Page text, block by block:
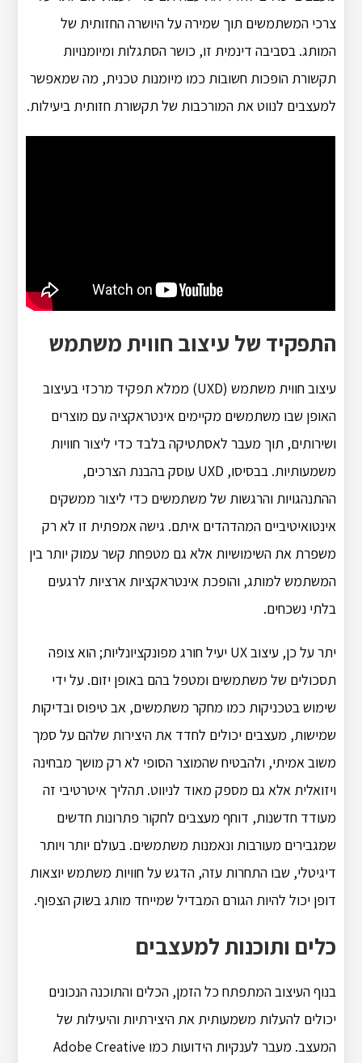
צרכי המשתמשים תוך שמירה על היושרה החזותית של
המותג. בסביבה דינמית זו, כושר הסתגלות ומיומנויות
תקשורת הופכות חשובות כמו מיומנות טכנית, מה שמאפשר
למעצבים לנווט את המורכבות של תקשורת חזותית ביעילות.
התפקיד של עיצוב חווית משתמש
עיצוב חווית משתמש (UXD) ממלא תפקיד מרכזי בעיצוב
האופן שבו משתמשים מקיימים אינטראקציה עם מוצרים
ושירותים, תוך מעבר לאסתטיקה בלבד כדי ליצור חוויות
משמעותיות. בבסיסו, UXD עוסק בהבנת הצרכים,
ההתנהגויות והרגשות של משתמשים כדי ליצור ממשקים
אינטואיטיביים המהדהדים איתם. גישה אמפתית זו לא רק
משפרת את השימושיות אלא גם מטפחת קשר עמוק יותר בין
המשתמש למותג, והופכת אינטראקציות ארציות לרגעים
בלתי נשכחים.
יתר על כן, עיצוב UX יעיל חורג מפונקציונליות; הוא צופה
תסכולים של משתמשים ומטפל בהם באופן יזום. על ידי
שימוש בטכניקות כמו מחקר משתמשים, אב טיפוס ובדיקות
שמישות, מעצבים יכולים לחדד את היצירות שלהם על סמך
משוב אמיתי, ולהבטיח שהמוצר הסופי לא רק מושך מבחינה
ויזואלית אלא גם מספק מאוד לניווט. תהליך איטרטיבי זה
מעודד חדשנות, דוחף מעצבים לחקור פתרונות חדשים
שמגבירים מעורבות ונאמנות משתמשים. בעולם יותר ויותר
דיגיטלי, שבו התחרות עזה, הדגש על חוויות משתמש יוצאות
דופן יכול להיות הגורם המבדיל שמייחד מותג בשוק הצפוף.
כלים ותוכנות למעצבים
בנוף העיצוב המתפתח כל הזמן, הכלים והתוכנה הנכונים
יכולים להעלות משמעותית את היצירתיות והיעילות של
המעצב. מעבר לענקיות הידועות כמו Adobe Creative